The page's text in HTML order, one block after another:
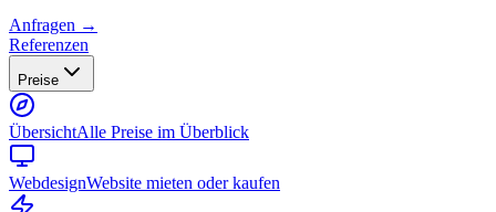
Anfragen →
Referenzen
Preise
ÜbersichtAlle Preise im Überblick
WebdesignWebsite mieten oder kaufen